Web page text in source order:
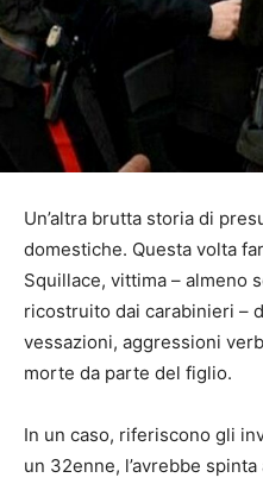
Un’altra brutta storia di
domestiche. Questa volta
Squillace, vittima – almeno
ricostruito dai carabinieri –
vessazioni, aggressioni
morte da parte del figlio.
In un caso, riferiscono gli
un 32enne, l’avrebbe